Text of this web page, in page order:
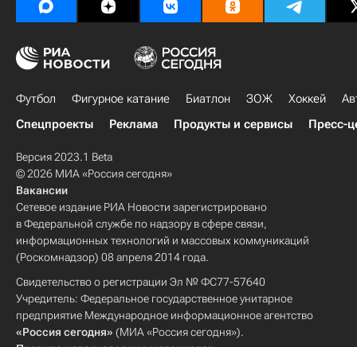
Футбол Фигурное катание Биатлон ЗОЖ Хоккей
Спецпроекты
Реклама Продукты и сервисы Пресс-
Версия 2023.1 Beta
© 2026 МИА «Россия сегодня»
Вакансии
Сетевое издание РИА Новости зарегистрировано
в Федеральной службе по надзору в сфере связи,
информационных технологий и массовых коммуникаций
(Роскомнадзор) 08 апреля 2014 года.
Свидетельство о регистрации Эл № ФС77-57640
Учредитель: Федеральное государственное унитарное
предприятие Международное информационное агентство
«Россия сегодня» (МИА «Россия сегодня»).